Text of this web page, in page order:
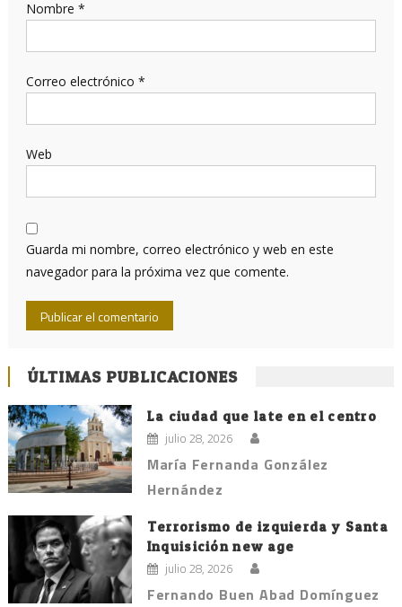
Nombre *
Correo electrónico *
Web
Guarda mi nombre, correo electrónico y web en este
navegador para la próxima vez que comente.
ÚLTIMAS PUBLICACIONES
La ciudad que late en el centro
julio 28, 2026
María Fernanda González
Hernández
Terrorismo de izquierda y Santa
Inquisición new age
julio 28, 2026
Fernando Buen Abad Domínguez